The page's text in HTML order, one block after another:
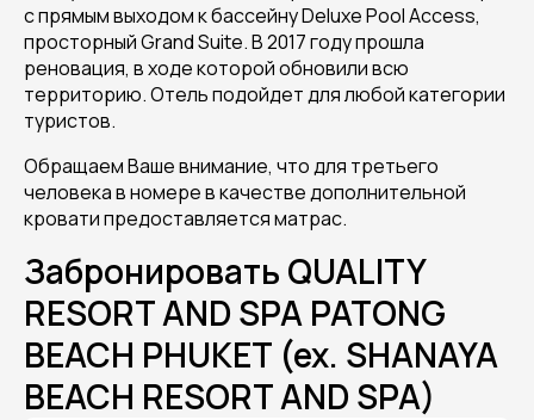
с прямым выходом к бассейну Deluxe Pool Access,
просторный Grand Suite. В 2017 году прошла
реновация, в ходе которой обновили всю
территорию. Отель подойдет для любой категории
туристов.
Обращаем Ваше внимание, что для третьего
человека в номере в качестве дополнительной
кровати предоставляется матрас.
Забронировать QUALITY
RESORT AND SPA PATONG
BEACH PHUKET (ex. SHANAYA
BEACH RESORT AND SPA)